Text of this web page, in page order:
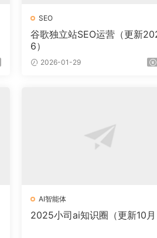
SEO
谷歌独立站SEO运营（更新
6）
2026-01-29
AI智能体
2025小司ai知识圈（更新10